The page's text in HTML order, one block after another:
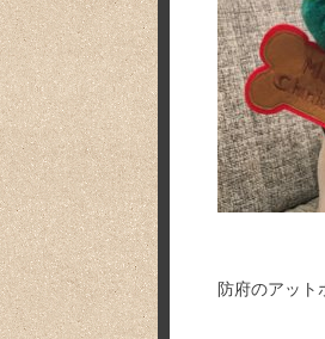
防府のアッ